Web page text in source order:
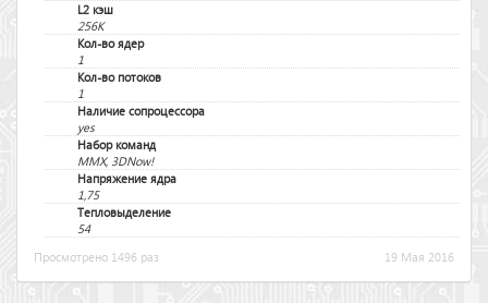
L2 кэш
256K
Кол-во ядер
1
Кол-во потоков
1
Наличие сопроцессора
yes
Набор команд
MMX, 3DNow!
Напряжение ядра
1,75
Тепловыделение
54
Просмотрено 1496 раз
19 Мая 2016